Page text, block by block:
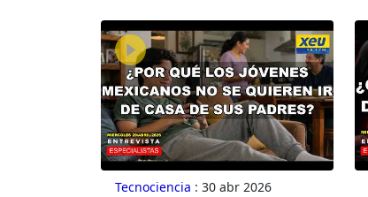
Tecnociencia : 30 abr 2026